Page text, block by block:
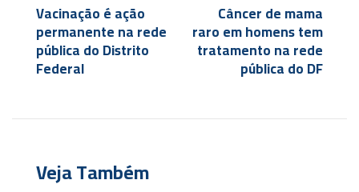
Vacinação é ação
permanente na rede
pública do Distrito
Federal
Câncer de mama
raro em homens tem
tratamento na rede
pública do DF
Veja Também